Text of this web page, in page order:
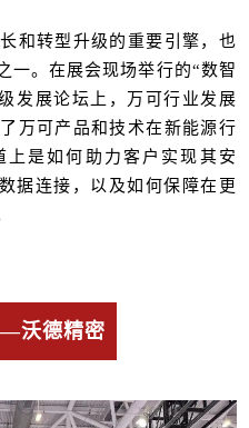
和转型升级的重要引擎，也
一。在展会现场举行的“数智
发展论坛上，万可行业发展
万可产品和技术在新能源行
是如何助力客户实现其安
据连接，以及如何保障在更
沃德精密